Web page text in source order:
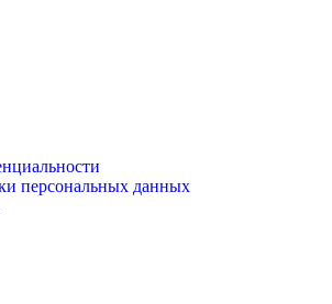
персональных данных